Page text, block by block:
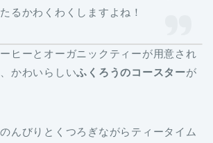
るかわくわくしますよね！
ヒーとオーガニックティーが用意され
かわいらしいふくろうのコースターが
んびりとくつろぎながらティータイム